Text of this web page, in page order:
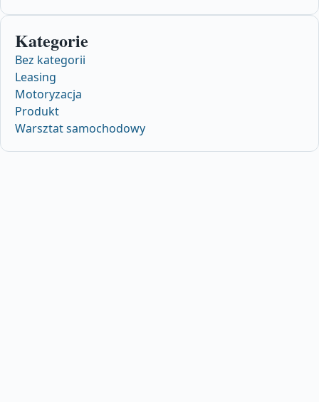
Kategorie
Bez kategorii
Leasing
Motoryzacja
Produkt
Warsztat samochodowy